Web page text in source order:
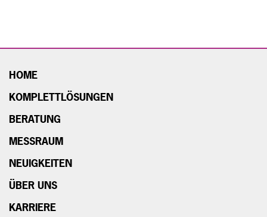
HOME
KOMPLETTLÖSUNGEN
BERATUNG
MESSRAUM
NEUIGKEITEN
ÜBER UNS
KARRIERE